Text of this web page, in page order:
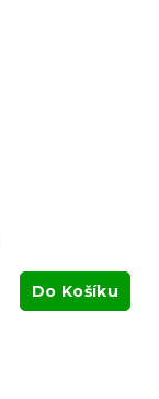
Do Košíku